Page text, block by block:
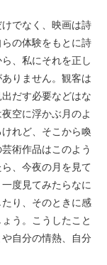
でなく、映画は詩
の体験をもとに詩
、私にそれを正し
りません。観客は
だす必要などはな
空に浮かぶ月のよ
れど、そこから喚
術作品はこのよう
、今夜の月を見て
度見てみたらなに
り、そのときに感
う。こうしたこと
自分の情熱、自分